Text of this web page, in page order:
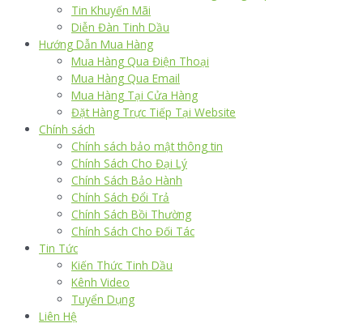
Tin Khuyến Mãi
Diễn Đàn Tinh Dầu
Hướng Dẫn Mua Hàng
Mua Hàng Qua Điện Thoại
Mua Hàng Qua Email
Mua Hàng Tại Cửa Hàng
Đặt Hàng Trực Tiếp Tại Website
Chính sách
Chính sách bảo mật thông tin
Chính Sách Cho Đại Lý
Chính Sách Bảo Hành
Chính Sách Đổi Trả
Chính Sách Bồi Thường
Chính Sách Cho Đối Tác
Tin Tức
Kiến Thức Tinh Dầu
Kênh Video
Tuyển Dụng
Liên Hệ